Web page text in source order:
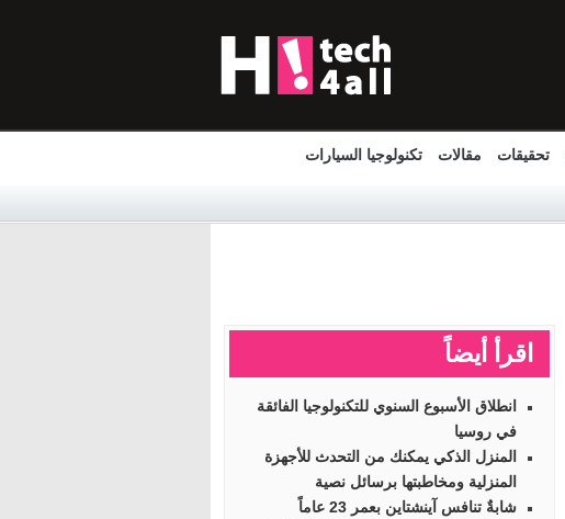
تحقيقات مقالات تكنولوجيا السيارات
اقرأ أيضاً
انطلاق الأسبوع السنوي للتكنولوجيا الفائقة
في روسيا
المنزل الذكي يمكنك من التحدث للأجهزة
المنزلية ومخاطبتها برسائل نصية
شابةٌ تنافس آينشتاين بعمر 23 عاماً